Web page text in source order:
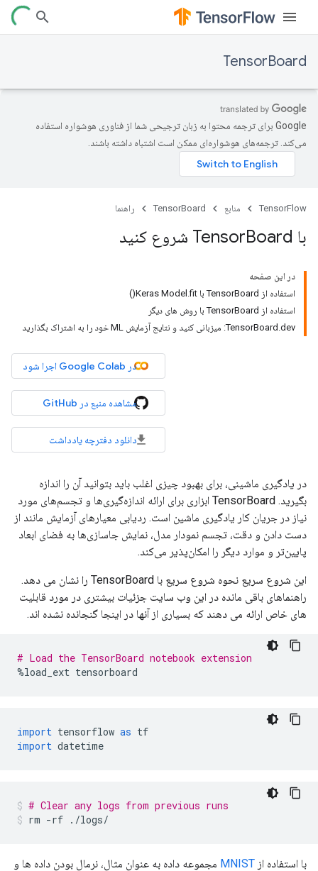
TensorBoard
‫Google برای ترجمه محتوا به زبان ترجیحی شما از فناوری هوشواره استفاده
می‌کند. ترجمه‌های هوشواره‌ای ممکن است اشتباه داشته باشند.
TensorFlow منابع TensorBoard راهنما
با Tensor Board شروع کنید
در این صفحه
استفاده از TensorBoard با Keras Model.fit()
استفاده از TensorBoard با روش های دیگر
TensorBoard.dev: میزبانی کنید و نتایج آزمایش ML خود را به اشتراک بگذارید
در Google Colab اجرا شود
مشاهده منبع در GitHub
دانلود دفترچه یادداشت
در یادگیری ماشینی، برای بهبود چیزی اغلب باید بتوانید آن را اندازه
بگیرید. TensorBoard ابزاری برای ارائه اندازه‌گیری‌ها و تجسم‌های مورد
نیاز در جریان کار یادگیری ماشین است. ردیابی معیارهای آزمایش مانند از
دست دادن و دقت، تجسم نمودار مدل، نمایش جاسازی‌ها به فضای ابعاد
پایین‌تر و موارد دیگر را امکان‌پذیر می‌کند.
این شروع سریع نحوه شروع سریع با TensorBoard را نشان می دهد.
راهنماهای باقی مانده در این وب سایت جزئیات بیشتری در مورد قابلیت
های خاص ارائه می دهند که بسیاری از آنها در اینجا گنجانده نشده اند.
# Load the TensorBoard notebook extension
%load_ext tensorboard
import tensorflow as tf
import datetime
# Clear any logs from previous runs
rm -rf ./logs/
با استفاده از MNIST مجموعه داده به عنوان مثال، نرمال بودن داده ها و